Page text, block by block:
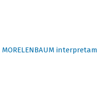
MORELENBAUM